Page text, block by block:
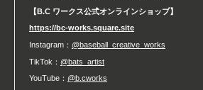
【B.C ワークス公式オンラインショップ】
https://bc-works.square.site
Instagram： @baseball_creative_works
TikTok： @bats_artist
YouTube： @b.cworks